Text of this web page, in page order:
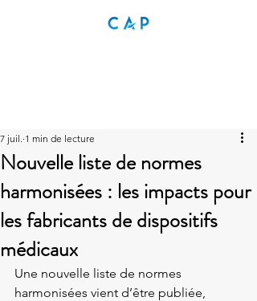
Nouvelle liste de normes
harmonisées : les impacts pour
les fabricants de dispositifs
médicaux
7 juil. 1 min de lecture
Une nouvelle liste de normes
harmonisées vient d’être publiée,